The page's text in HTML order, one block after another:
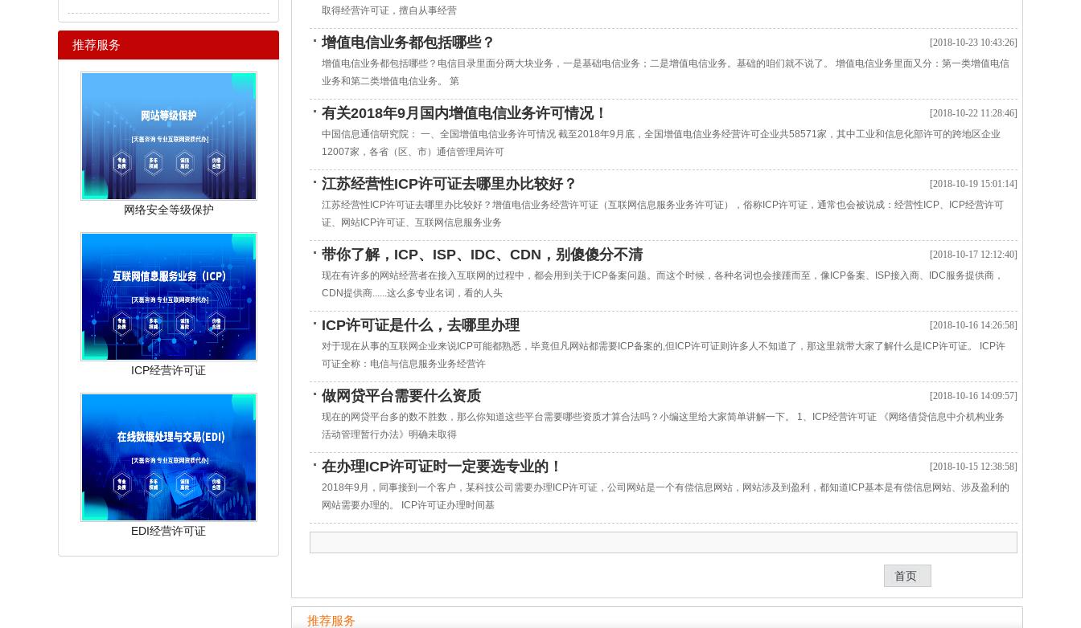
取得经营许可证，擅自从事经营
增值电信业务都包括哪些？
[2018-10-23 10:43:26]
增值电信业务都包括哪些？电信目录里面分两大块业务，一是基础电信业务；二是增值电信业务。基础的咱们就不说了。 增值电信业务里面又分：第一类增值电信
业务和第二类增值电信业务。 第
有关2018年9月国内增值电信业务许可情况！
[2018-10-22 11:28:46]
中国信息通信研究院： 一、全国增值电信业务许可情况 截至2018年9月底，全国增值电信业务经营许可企业共58571家，其中工业和信息化部许可的跨地区企业
12007家，各省（区、市）通信管理局许可
江苏经营性ICP许可证去哪里办比较好？
[2018-10-19 15:01:14]
江苏经营性ICP许可证去哪里办比较好？增值电信业务经营许可证（互联网信息服务业务许可证），俗称ICP许可证，通常也会被说成：经营性ICP、ICP经营许可
证、网站ICP许可证、互联网信息服务业务
带你了解，ICP、ISP、IDC、CDN，别傻傻分不清
[2018-10-17 12:12:40]
现在有许多的网站经营者在接入互联网的过程中，都会用到关于ICP备案问题。而这个时候，各种名词也会接踵而至，像ICP备案、ISP接入商、IDC服务提供商，
CDN提供商......这么多专业名词，看的人头
ICP许可证是什么，去哪里办理
[2018-10-16 14:26:58]
对于现在从事的互联网企业来说ICP可能都熟悉，毕竟但凡网站都需要ICP备案的,但ICP许可证则许多人不知道了，那这里就带大家了解什么是ICP许可证。 ICP许
可证全称：电信与信息服务业务经营许
做网贷平台需要什么资质
[2018-10-16 14:09:57]
现在的网贷平台多的数不胜数，那么你知道这些平台需要哪些资质才算合法吗？小编这里给大家简单讲解一下。 1、ICP经营许可证 《网络借贷信息中介机构业务
活动管理暂行办法》明确未取得
在办理ICP许可证时一定要选专业的！
[2018-10-15 12:38:58]
2018年9月，同事接到一个客户，某科技公司需要办理ICP许可证，公司网站是一个有偿信息网站，网站涉及到盈利，都知道ICP基本是有偿信息网站、涉及盈利的
网站需要办理的。 ICP许可证办理时间基
首页
推荐服务
推荐服务
网络安全等级保护
ICP经营许可证
EDI经营许可证